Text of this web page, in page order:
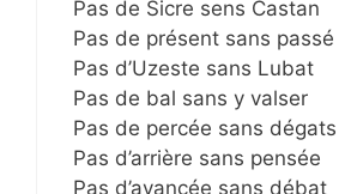
Pas de Sicre sens Castan
Pas de présent sans passé
Pas d’Uzeste sans Lubat
Pas de bal sans y valser
Pas de percée sans dégats
Pas d’arrière sans pensée
Pas d’avancée sans débat